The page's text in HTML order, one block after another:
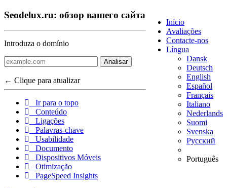
Início
Avaliações
Contacte-nos
Língua
Dansk
Deutsch
English
Español
Français
Italiano
Nederlands
Suomi
Svenska
Русский
Português
Seodelux.ru: обзор вашего сайта
Introduza o domínio
Analisar
← Clique para atualizar
Ir para o topo
Conteúdo
Ligações
Palavras-chave
Usabilidade
Documento
Dispositivos Móveis
Otimização
PageSpeed Insights